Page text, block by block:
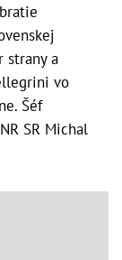
strany a
vo
Šéf
SR Michal